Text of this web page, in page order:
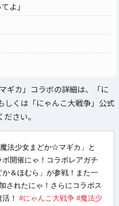
よ」
ギカ」コラボの詳細は、「に
しくは「にゃんこ大戦争」公式
さい。
法少女まどか☆マギカ」と
ボ開催にゃ！コラボレアガチ
＆ほむら」が参戦！また一
されたにゃ！さらにコラボス
！ #にゃんこ大戦争 #魔法少